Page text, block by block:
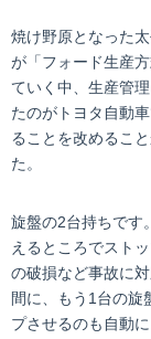
焼け野原となった
が「フォード生産
ていく中、生産管
たのがトヨタ自動
ることを改めるこ
た。
旋盤の2台持ちです
えるところでスト
の破損など事故に
間に、もう1台の旋
プさせるのも自動